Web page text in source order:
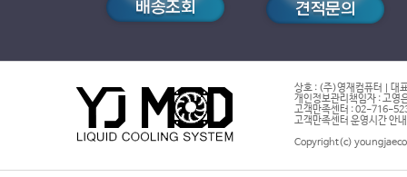
상호 : (주)영재컴퓨터 | 대
개인정보관리책임자 : 고영
고객만족센터 : 02-716-
고객만족센터 운영시간 안
Copyright(c)